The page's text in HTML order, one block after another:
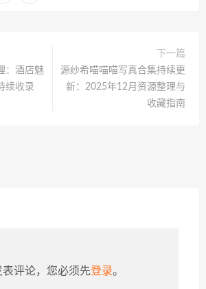
：酒店魅
续收录
下一篇
源纱希喵喵喵写真合集持续更
新：2025年12月资源整理与
收藏指南
表评论，您必须先登录。